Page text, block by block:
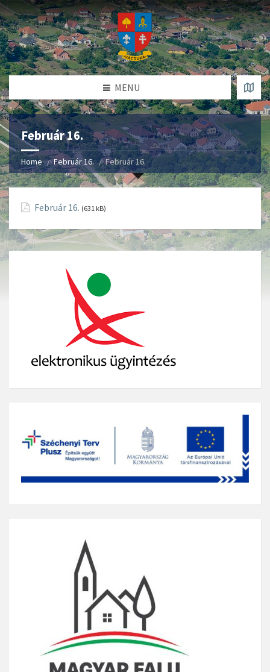
MENU
Február 16.
Home Február 16. Február 16.
Február 16. (631 kB)